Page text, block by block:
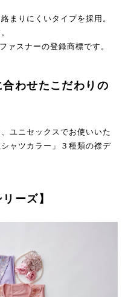
まりにくいタイプを採用。
スナーの登録商標です。
わせたこだわりの
ユニセックスでお使いいた
ャツカラー」３種類の襟デ
ーズ】